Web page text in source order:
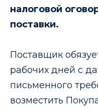
налоговой
поставки.
Поставщик
рабочих дней с
письменного
возместить